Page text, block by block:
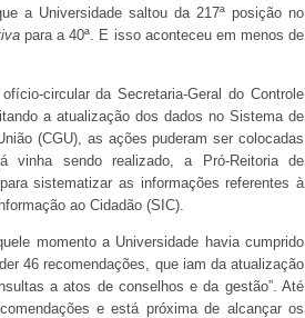
a Universidade saltou da 217ª posição no
para a 40ª. E isso aconteceu em menos de
circular da Secretaria-Geral do Controle
a atualização dos dados no Sistema de
(CGU), as ações puderam ser colocadas
sendo realizado, a Pró-Reitoria de
sistematizar as informações referentes à
ao Cidadão (SIC).
momento a Universidade havia cumprido
46 recomendações, que iam da atualização
a atos de conselhos e da gestão”. Até
e está próxima de alcançar os